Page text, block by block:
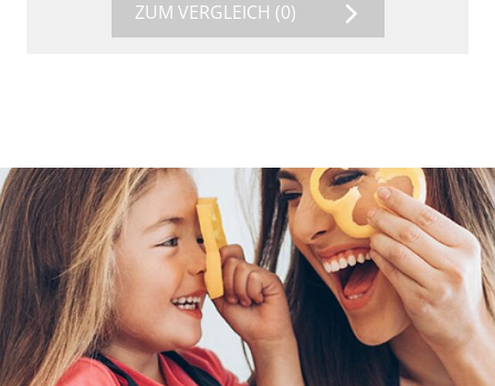
ZUM VERGLEICH (0)